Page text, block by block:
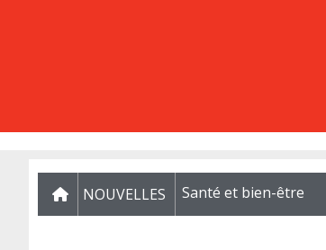
NOUVELLES Santé et bien-être